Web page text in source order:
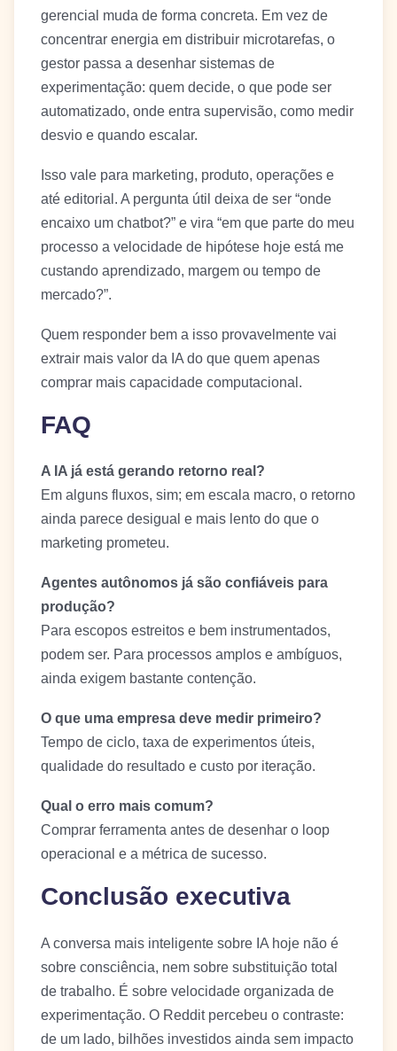
gerencial muda de forma concreta. Em vez de
concentrar energia em distribuir microtarefas, o
gestor passa a desenhar sistemas de
experimentação: quem decide, o que pode ser
automatizado, onde entra supervisão, como medir
desvio e quando escalar.
Isso vale para marketing, produto, operações e
até editorial. A pergunta útil deixa de ser “onde
encaixo um chatbot?” e vira “em que parte do meu
processo a velocidade de hipótese hoje está me
custando aprendizado, margem ou tempo de
mercado?”.
Quem responder bem a isso provavelmente vai
extrair mais valor da IA do que quem apenas
comprar mais capacidade computacional.
FAQ
A IA já está gerando retorno real?
Em alguns fluxos, sim; em escala macro, o retorno
ainda parece desigual e mais lento do que o
marketing prometeu.
Agentes autônomos já são confiáveis para
produção?
Para escopos estreitos e bem instrumentados,
podem ser. Para processos amplos e ambíguos,
ainda exigem bastante contenção.
O que uma empresa deve medir primeiro?
Tempo de ciclo, taxa de experimentos úteis,
qualidade do resultado e custo por iteração.
Qual o erro mais comum?
Comprar ferramenta antes de desenhar o loop
operacional e a métrica de sucesso.
Conclusão executiva
A conversa mais inteligente sobre IA hoje não é
sobre consciência, nem sobre substituição total
de trabalho. É sobre velocidade organizada de
experimentação. O Reddit percebeu o contraste:
de um lado, bilhões investidos ainda sem impacto